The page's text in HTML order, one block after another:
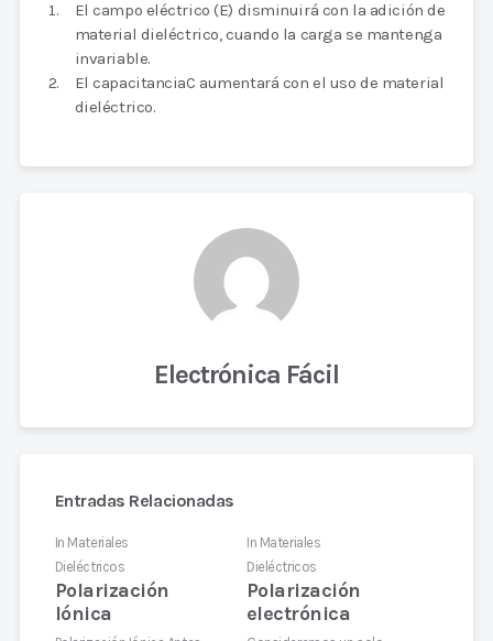
El campo eléctrico (E) disminuirá con la adición de
material dieléctrico, cuando la carga se mantenga
invariable.
El capacitanciaC aumentará con el uso de material
dieléctrico.
Electrónica Fácil
Entradas Relacionadas
In Materiales
Dieléctricos
Polarización
Iónica
In Materiales
Dieléctricos
Polarización
electrónica